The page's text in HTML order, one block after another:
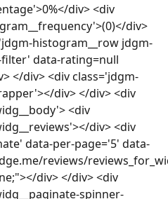
div> <div
div>
histogram__row jdgm-
filter' data-rating=null
</div> <div class='jdgm-
div> </div> <div
<div
div> <div
data-per-page='5' data-
reviews/
div> </div> <div
spinner-